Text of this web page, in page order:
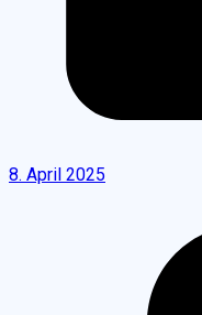
8. April 2025